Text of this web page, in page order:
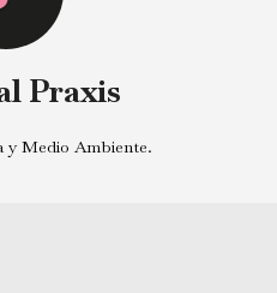
Praxis
y Medio Ambiente.